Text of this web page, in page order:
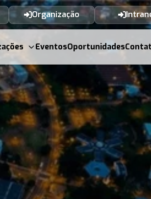
Organização
EventosOportunidades